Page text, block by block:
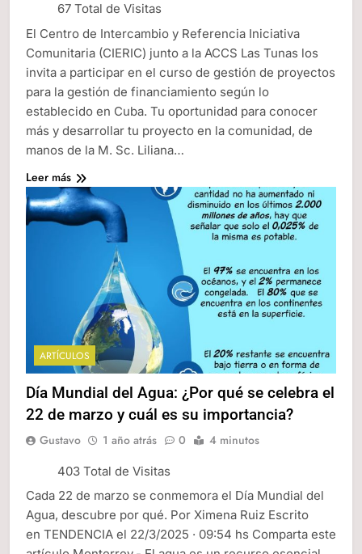
67 Total de Visitas
El Centro de Intercambio y Referencia Iniciativa
Comunitaria (CIERIC) junto a la ACCS Las Tunas los
invita a participar en el curso de gestión de proyectos
para la gestión de financiamiento según lo
establecido en Cuba. Tu oportunidad para conocer
más y desarrollar tu proyecto en la comunidad, de
manos de la M. Sc. Liliana…
Leer más
ARTÍCULOS
Día Mundial del Agua: ¿Por qué se celebra el
22 de marzo y cuál es su importancia?
Gustavo 1 año atrás 0 4 minutos
403 Total de Visitas
Cada 22 de marzo se conmemora el Día Mundial del
Agua, descubre por qué. Por Ximena Ruiz Escrito
en TENDENCIA el 22/3/2025 · 09:54 hs Comparta este